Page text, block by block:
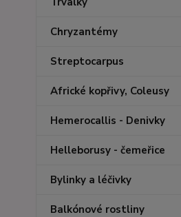
Chryzantémy
Streptocarpus
Africké kopřivy, Coleusy
Hemerocallis - Denivky
Helleborusy - čemeřice
Bylinky a léčivky
Balkónové rostliny